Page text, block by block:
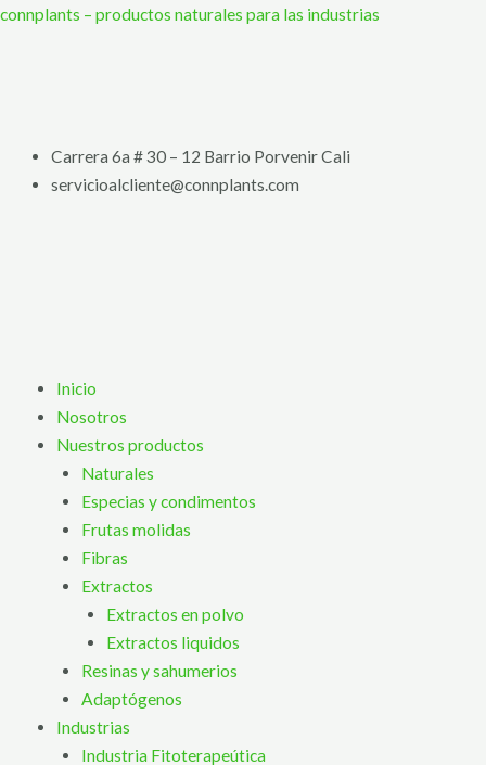
Ir
connplants – productos naturales para las industrias
Carrera 6a # 30 – 12 Barrio Porvenir Cali
servicioalcliente@connplants.com
Inicio
Nosotros
Nuestros productos
Naturales
Especias y condimentos
Frutas molidas
Fibras
Extractos
Extractos en polvo
Extractos liquidos
Resinas y sahumerios
Adaptógenos
Industrias
Industria Fitoterapeútica